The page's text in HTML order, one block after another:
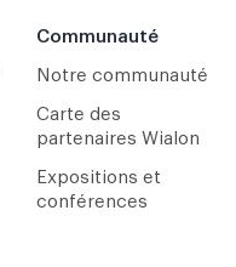
Communauté
Notre communauté
Carte des
partenaires Wialon
Expositions et
conférences